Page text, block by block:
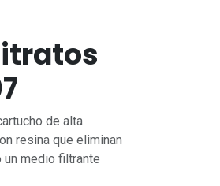
de alta
resina que eliminan
un medio filtrante